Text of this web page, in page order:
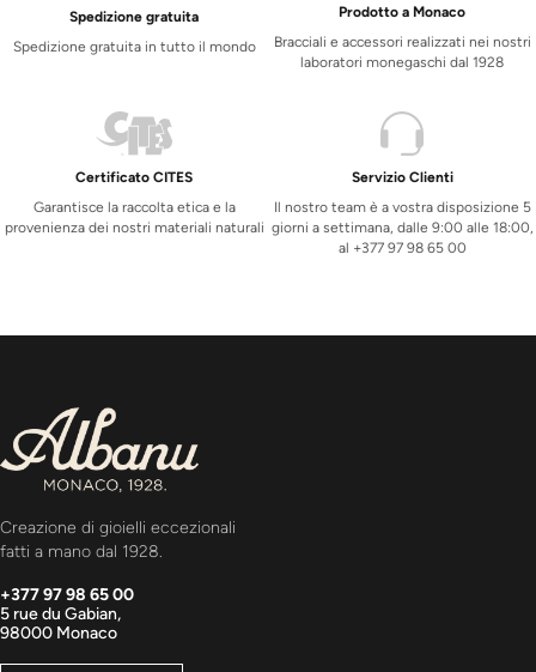
Spedizione gratuita
Spedizione gratuita in tutto il mondo
Prodotto a Monaco
Bracciali e accessori realizzati nei nostri
laboratori monegaschi dal 1928
Certificato CITES
Garantisce la raccolta etica e la
provenienza dei nostri materiali naturali
Servizio Clienti
Il nostro team è a vostra disposizione 5
giorni a settimana, dalle 9:00 alle 18:00,
al +377 97 98 65 00
Creazione di gioielli eccezionali
fatti a mano dal 1928.
+377 97 98 65 00
5 rue du Gabian,
98000 Monaco